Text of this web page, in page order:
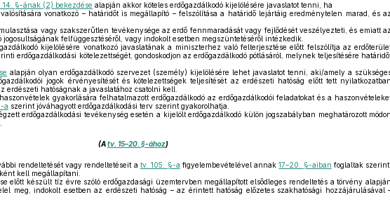
14. §-ának (2) bekezdése alapján akkor köteles erdőgazdálkodó kijelölésére javaslatot tenni, ha
vonatkozó – határidőt is megállapító – felszólítása a határidő lejártáig eredménytelen marad, és az
vagy szakszerűtlen tevékenysége az erdő fennmaradását vagy fejlődését veszélyezteti, és emiatt az
jogosultságának felfüggesztéséről, vagy indokolt esetben megszüntetéséről intézkedik.
kijelölésére vonatkozó javaslatának a miniszterhez való felterjesztése előtt felszólítja az
erdőgazdálkodási kötelezettségét, gondoskodjon az erdőgazdálkodó pótlásáról, melynek teljesítésére
alapján olyan erdőgazdálkodó szervezet (személy) kijelölésére lehet javaslatot tenni, aki/amely a
jogok érvényesítését és kötelezettségek teljesítését az erdészeti hatóság előtt tett nyilatkozatban
erdészeti hatóságnak a javaslatához csatolni kell.
gyakorlására felhatalmazott erdőgazdálkodó az erdőgazdálkodói feladatokat és a
a szerint jóváhagyott erdőgazdálkodási terv szerint gyakorolhatja.
erdőgazdálkodási tevékenység esetén a kijelölt erdőgazdálkodó külön jogszabályban meghatározott módon
(Atv. 15–20. §-ához)
rendeltetését vagy rendeltetéseit a tv. 105. §-a figyelembevételével annak17–20. §-aiban foglaltak szerint,
kell megállapítani.
előtt készült tíz évre szóló erdőgazdasági üzemtervben megállapított elsődleges rendeltetés a törvény alapján
meg, indokolt esetben az erdészeti hatóság – az érintett hatóság előzetes szakhatósági hozzájárulásával